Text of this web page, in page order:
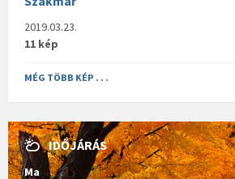
2019.03.23.
11 kép
MÉG TÖBB KÉP . . .
IDŐJÁRÁS
Ma